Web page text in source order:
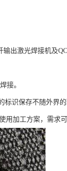
出激光焊接机及
接。
识保存不随外界的
用加工方案，需求